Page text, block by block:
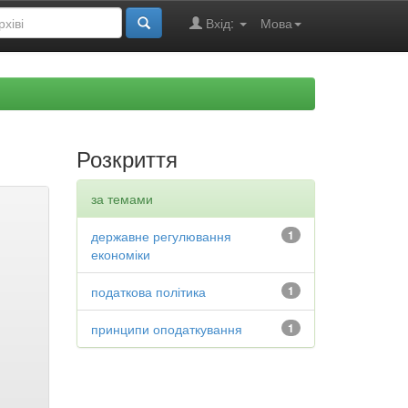
Мова
Вхід:
Розкриття
за темами
1
державне регулювання
економіки
1
податкова політика
1
принципи оподаткування